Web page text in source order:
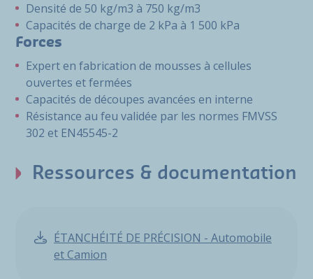
Densité de 50 kg/m3 à 750 kg/m3
Capacités de charge de 2 kPa à 1 500 kPa
Forces
Expert en fabrication de mousses à cellules
ouvertes et fermées
Capacités de découpes avancées en interne
Résistance au feu validée par les normes FMVSS
302 et EN45545-2
Ressources & documentation
ÉTANCHÉITÉ DE PRÉCISION - Automobile
et Camion